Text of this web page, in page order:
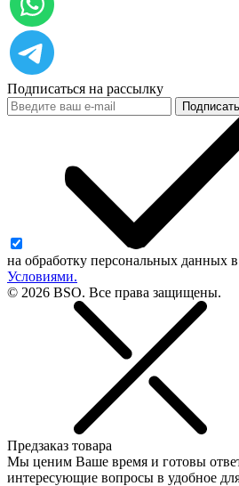
Подписаться на рассылку
на обработку персональных данных в
Условиями.
© 2026 BSO. Все права защищены.
Предзаказ товара
Мы ценим Ваше время и готовы
интересующие вопросы в удобное